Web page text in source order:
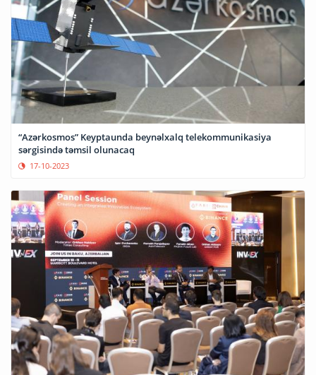
“Azərkosmos” Keyptaunda beynəlxalq telekommunikasiya
sərgisində təmsil olunacaq
17-10-2023